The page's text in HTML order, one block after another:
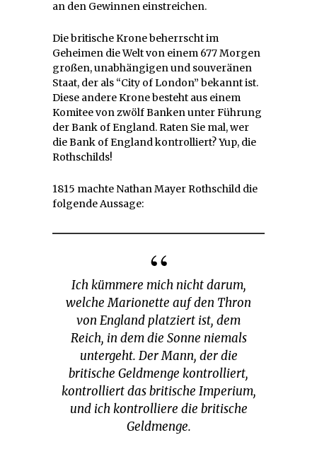
an den Gewinnen einstreichen.
Die britische Krone beherrscht im
Geheimen die Welt von einem 677 Morgen
großen, unabhängigen und souveränen
Staat, der als “City of London” bekannt ist.
Diese andere Krone besteht aus einem
Komitee von zwölf Banken unter Führung
der Bank of England. Raten Sie mal, wer
die Bank of England kontrolliert? Yup, die
Rothschilds!
1815 machte Nathan Mayer Rothschild die
folgende Aussage:
Ich kümmere mich nicht darum,
welche Marionette auf den Thron
von England platziert ist, dem
Reich, in dem die Sonne niemals
untergeht. Der Mann, der die
britische Geldmenge kontrolliert,
kontrolliert das britische Imperium,
und ich kontrolliere die britische
Geldmenge.